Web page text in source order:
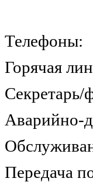
Телефоны:
Горячая
Секретарь/
Аварийно-
Передача